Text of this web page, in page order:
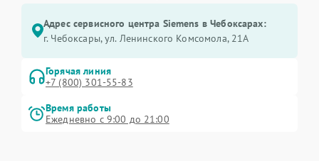
Адрес сервисного центра Siemens в Чебоксарах:
г. Чебоксары, ул. Ленинского Комсомола, 21А
Горячая линия
+7 (800) 301-55-83
Время работы
Ежедневно с 9:00 до 21:00